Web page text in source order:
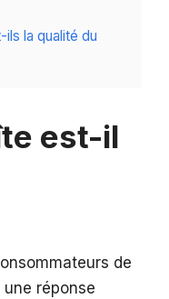
la qualité du
est-il
de
réponse